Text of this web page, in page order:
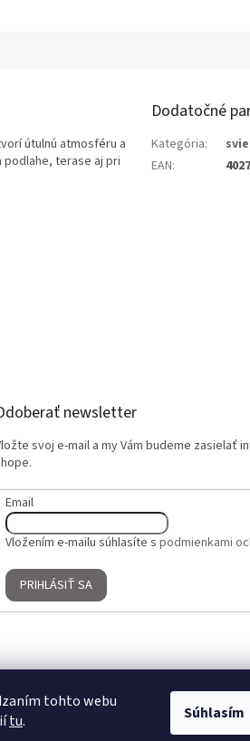
tohto webu
tu. Súhlasím
útulnú atmosféru a
podlahe, terase aj pri
Dodatočné
Kategória:
EAN:
newsletter
svoj e-mail a my Vám budeme zasielať
Email
Vložením e-mailu súhlasíte s podmienkami
PRIHLÁSIŤ SA